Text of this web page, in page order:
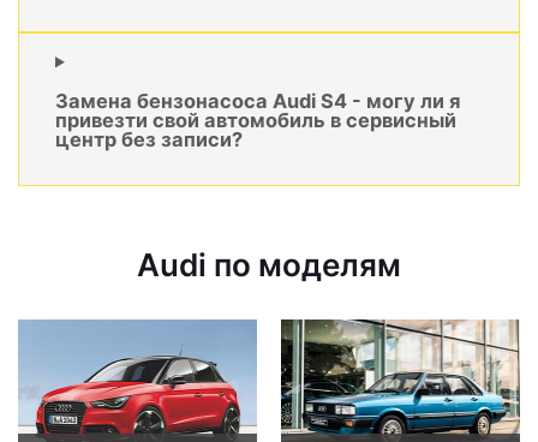
Замена бензонасоса Audi S4 - могу ли я
привезти свой автомобиль в сервисный
центр без записи?
Audi по моделям